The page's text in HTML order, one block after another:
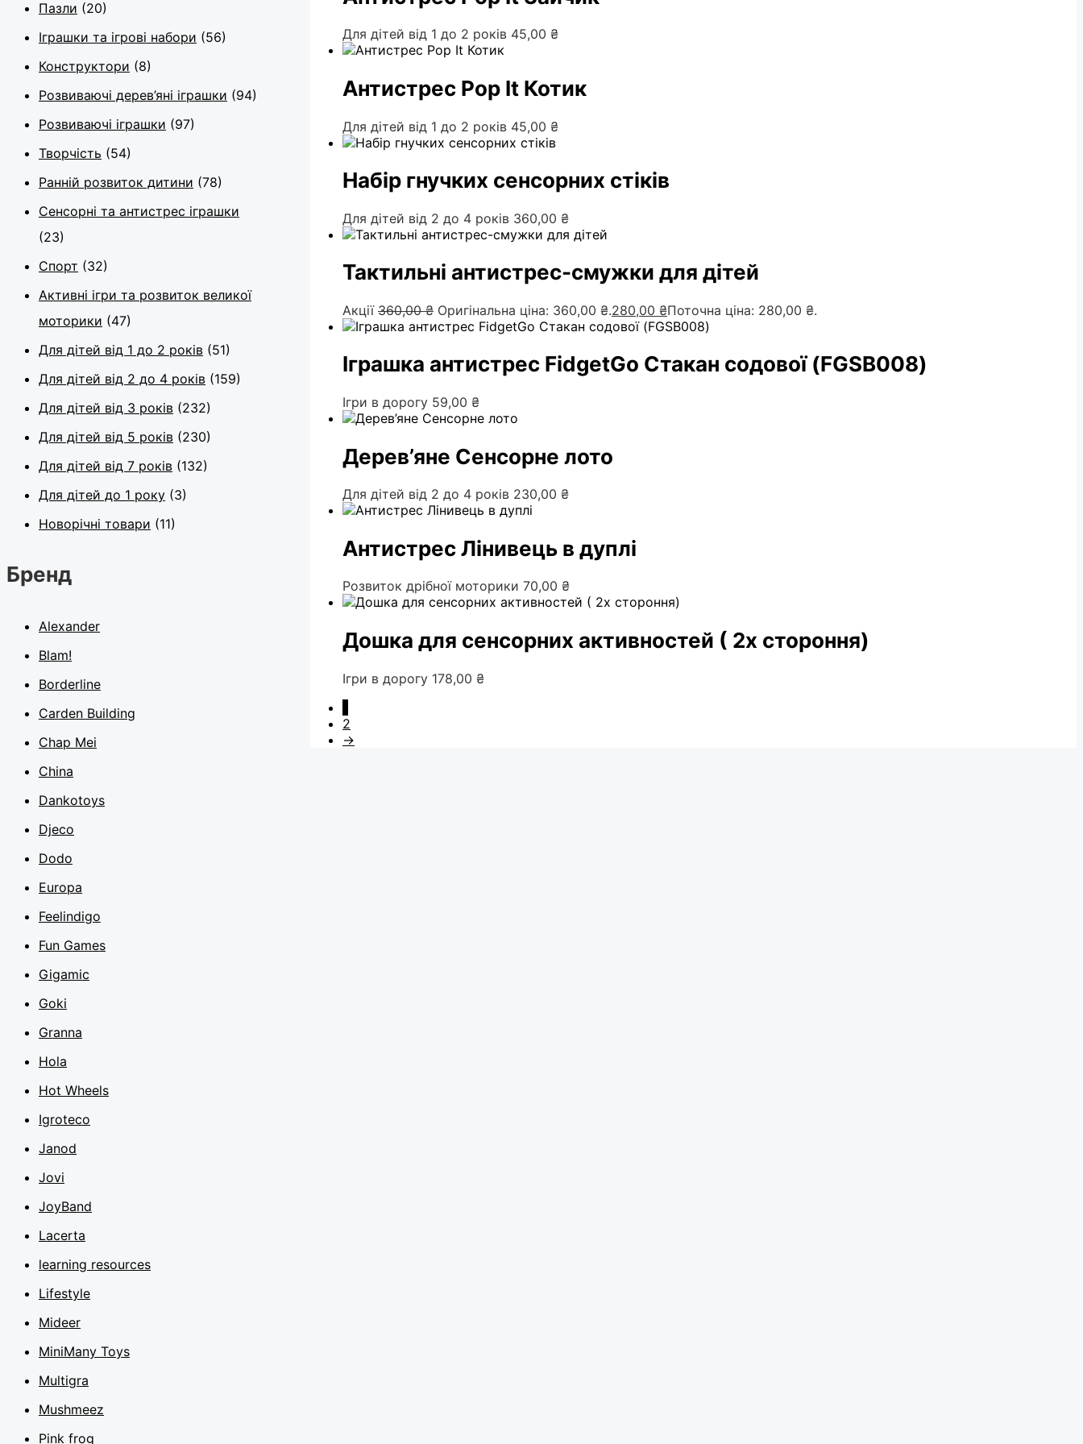
Пазли (20)
Іграшки та ігрові набори (56)
Конструктори (8)
Розвиваючі дерев’яні іграшки (94)
Розвиваючі іграшки (97)
Творчість (54)
Ранній розвиток дитини (78)
Сенсорні та антистрес іграшки
(23)
Спорт (32)
Активні ігри та розвиток великої
моторики (47)
Для дітей від 1 до 2 років (51)
Для дітей від 2 до 4 років (159)
Для дітей від 3 років (232)
Для дітей від 5 років (230)
Для дітей від 7 років (132)
Для дітей до 1 року (3)
Новорічні товари (11)
Бренд
Alexander
Blam!
Borderline
Carden Building
Chap Mei
China
Dankotoys
Djeco
Dodo
Europa
Feelindigo
Fun Games
Gigamic
Goki
Granna
Hola
Hot Wheels
Igroteco
Janod
Jovi
JoyBand
Lacerta
learning resources
Lifestyle
Mideer
MiniMany Toys
Multigra
Mushmeez
Pink frog
Для дітей від 1 до 2 років 45,00 ₴
Антистрес Pop It Котик
Для дітей від 1 до 2 років 45,00 ₴
Набір гнучких сенсорних стіків
Для дітей від 2 до 4 років 360,00 ₴
Тактильні антистрес-смужки для дітей
Акції 360,00₴ Оригінальна ціна: 360,00 ₴.280,00 ₴Поточна ціна: 280,00 ₴.
Іграшка антистрес FidgetGo Стакан содової (FGSB008)
Ігри в дорогу 59,00 ₴
Дерев’яне Сенсорне лото
Для дітей від 2 до 4 років 230,00 ₴
Антистрес Лінивець в дуплі
Розвиток дрібної моторики 70,00 ₴
Дошка для сенсорних активностей ( 2х стороння)
Ігри в дорогу 178,00 ₴
2
→